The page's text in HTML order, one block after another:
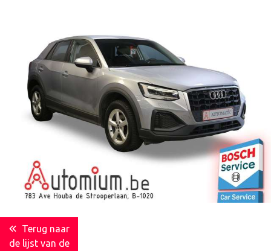
Terug naar
de lijst van de